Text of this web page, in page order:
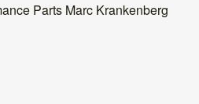
Parts Marc Krankenberg